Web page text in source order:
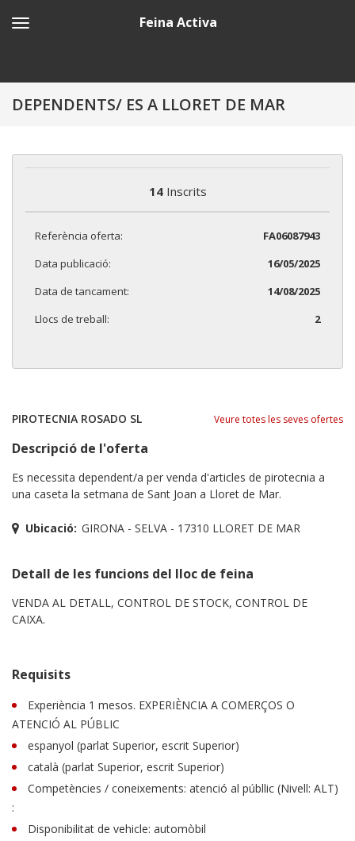
Feina Activa
DEPENDENTS/ ES A LLORET DE MAR
14Inscrits
Referència oferta:
FA06087943
Data publicació:
16/05/2025
Data de tancament:
14/08/2025
Llocs de treball:
2
PIROTECNIA ROSADO SL Veure totes les seves ofertes
Descripció de l'oferta
Es necessita dependent/a per venda d'articles de pirotecnia a
una caseta la setmana de Sant Joan a Lloret de Mar.
Ubicació: GIRONA - SELVA - 17310 LLORET DE MAR
Detall de les funcions del lloc de feina
VENDA AL DETALL, CONTROL DE STOCK, CONTROL DE
CAIXA.
Requisits
Experiència 1 mesos. EXPERIÈNCIA A COMERÇOS O
ATENCIÓ AL PÚBLIC
espanyol (parlat Superior, escrit Superior)
català (parlat Superior, escrit Superior)
Competències / coneixements: atenció al públlic (Nivell: ALT)
:
Disponibilitat de vehicle: automòbil